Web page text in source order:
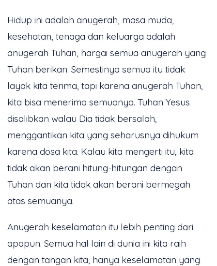
Hidup ini adalah anugerah, masa muda,
kesehatan, tenaga dan keluarga adalah
anugerah Tuhan, hargai semua anugerah yang
Tuhan berikan. Semestinya semua itu tidak
layak kita terima, tapi karena anugerah Tuhan,
kita bisa menerima semuanya. Tuhan Yesus
disalibkan walau Dia tidak bersalah,
menggantikan kita yang seharusnya dihukum
karena dosa kita. Kalau kita mengerti itu, kita
tidak akan berani hitung-hitungan dengan
Tuhan dan kita tidak akan berani bermegah
atas semuanya.
Anugerah keselamatan itu lebih penting dari
apapun. Semua hal lain di dunia ini kita raih
dengan tangan kita, hanya keselamatan yang